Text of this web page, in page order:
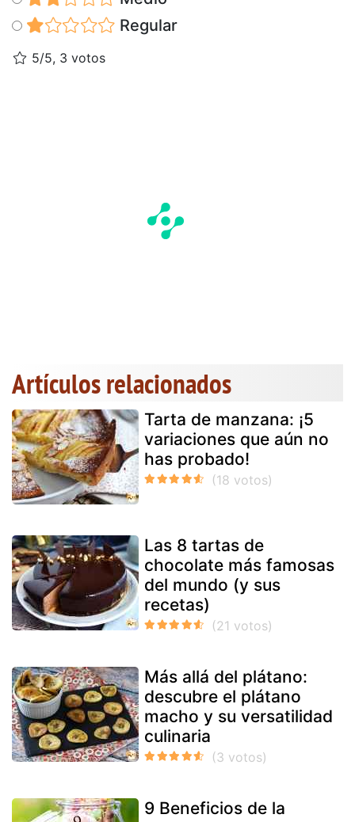
Regular
5/5, 3 votos
Artículos relacionados
Tarta de manzana: ¡5
variaciones que aún no
has probado!
Las 8 tartas de
chocolate más famosas
del mundo (y sus
recetas)
Más allá del plátano:
descubre el plátano
macho y su versatilidad
culinaria
9 Beneficios de la